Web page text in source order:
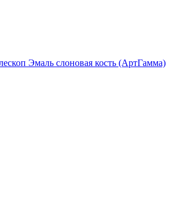
Эмаль слоновая кость (АртГамма)